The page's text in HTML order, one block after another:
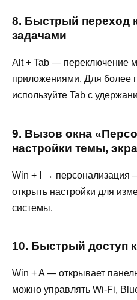
8. Быстрый переход
задачами
Alt + Tab — переключение
приложениями. Для более
используйте Tab с
9. Вызов окна
настройки темы,
Win + I → персонализация
открыть настройки для
системы.
10. Быстрый доступ
Win + A — открывает
можно управлять Wi-Fi,